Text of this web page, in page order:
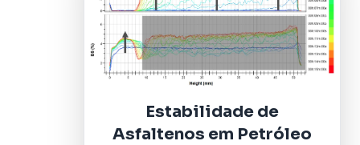
Estabilidade de
Asfaltenos em Petróleo